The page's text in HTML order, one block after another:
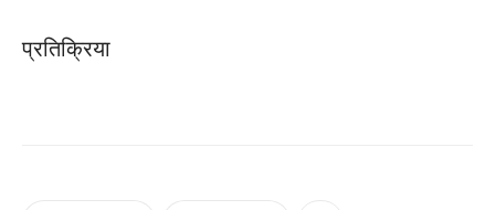
प्रतिक्रिया